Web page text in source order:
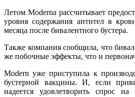
Летом Moderna рассчитывает
уровня содержания антител в
месяца после бивалентного бустера.
Также компания сообщила, что
же побочные эффекты, что и
Modern уже приступила к
бустерной вакцины. И, если
надеется удовлетворить спрос